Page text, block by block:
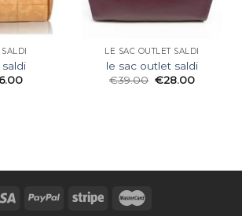
LE SAC OUTLET SALDI
le sac outlet saldi
€39.00 €28.00